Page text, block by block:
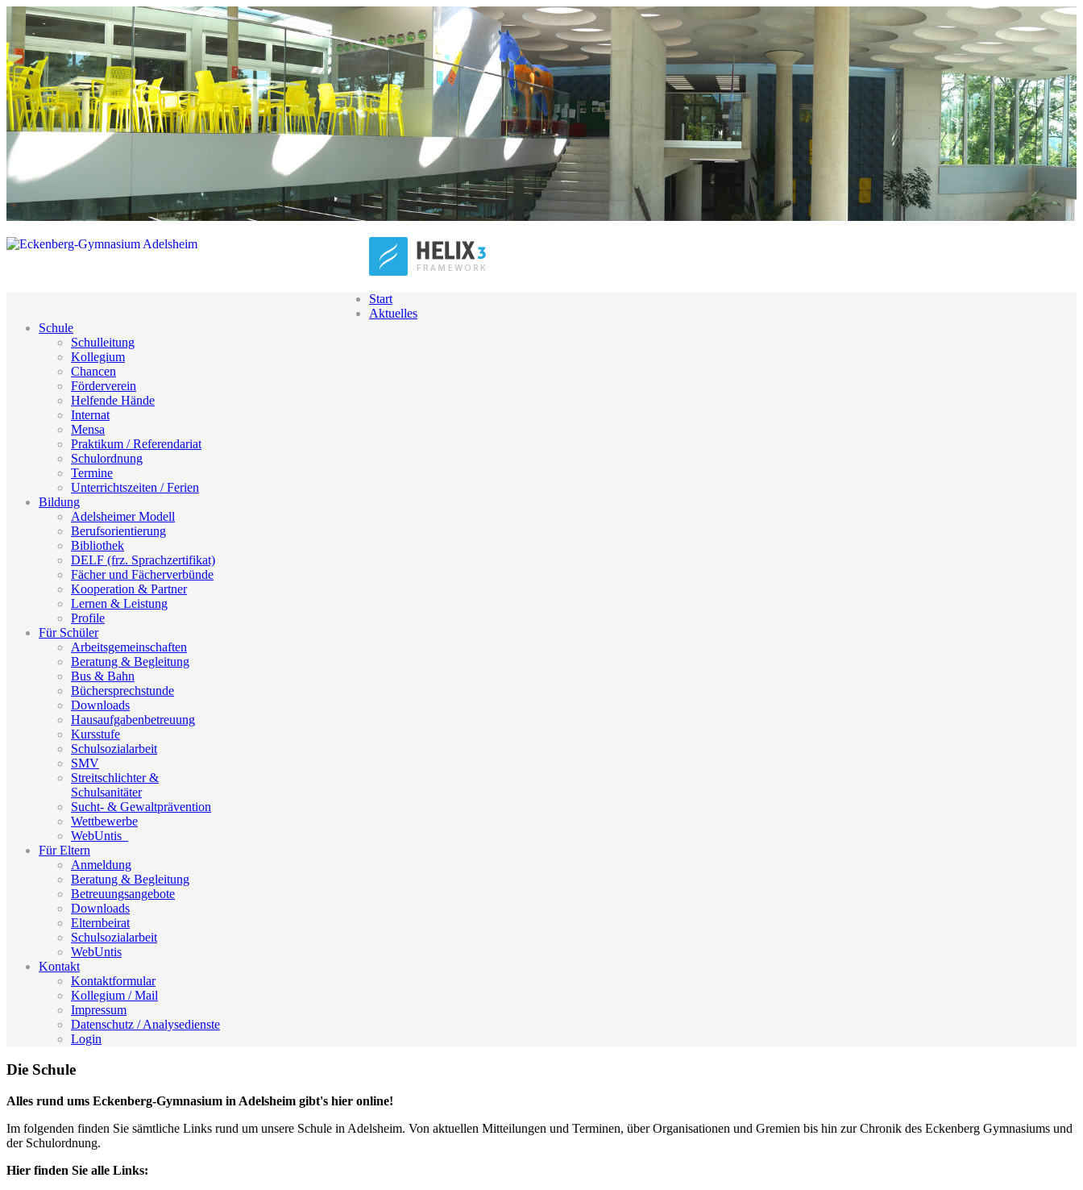
Start
Aktuelles
Schule
Schulleitung
Kollegium
Chancen
Förderverein
Helfende Hände
Internat
Mensa
Praktikum / Referendariat
Schulordnung
Termine
Unterrichtszeiten / Ferien
Bildung
Adelsheimer Modell
Berufsorientierung
Bibliothek
DELF (frz. Sprachzertifikat)
Fächer und Fächerverbünde
Kooperation & Partner
Lernen & Leistung
Profile
Für Schüler
Arbeitsgemeinschaften
Beratung & Begleitung
Bus & Bahn
Büchersprechstunde
Downloads
Hausaufgabenbetreuung
Kursstufe
Schulsozialarbeit
SMV
Streitschlichter &
Schulsanitäter
Sucht- & Gewaltprävention
Wettbewerbe
WebUntis_
Für Eltern
Anmeldung
Beratung & Begleitung
Betreuungsangebote
Downloads
Elternbeirat
Schulsozialarbeit
WebUntis
Kontakt
Kontaktformular
Kollegium / Mail
Impressum
Datenschutz / Analysedienste
Login
Die Schule
Alles rund ums Eckenberg-Gymnasium in Adelsheim gibt's hier online!
Im folgenden finden Sie sämtliche Links rund um unsere Schule in Adelsheim. Von aktuellen Mitteilungen und Terminen, über Organisationen und Gremien bis hin zur Chronik des Eckenberg Gymnasiums und
der Schulordnung.
Hier finden Sie alle Links: